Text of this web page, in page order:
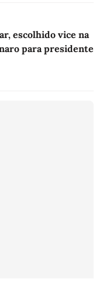
escolhido vice na
para presidente